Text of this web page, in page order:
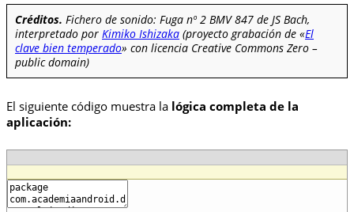
Créditos. Fichero de sonido: Fuga nº 2 BMV 847 de JS Bach,
interpretado por Kimiko Ishizaka (proyecto grabación de «El
clave bien temperado» con licencia Creative Commons Zero –
public domain)
El siguiente código muestra la lógica completa de la
aplicación: